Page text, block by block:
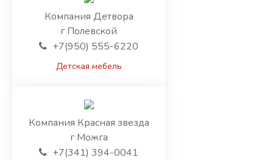
Томская область
Тульская область
Тюменская область
Удмуртская Республики
Ульяновская область
Челябинская область
Чеченская Республика
Чувашская Республики
Чукотский автономный округ
Компания Детвора
г Полевской
+7(950) 555-6220
Детская мебель
Компания Красная звезда
г Можга
+7(341) 394-0041